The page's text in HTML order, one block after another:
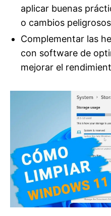
aplicar buenas
o cambios
Complementar las
con software de
mejorar el